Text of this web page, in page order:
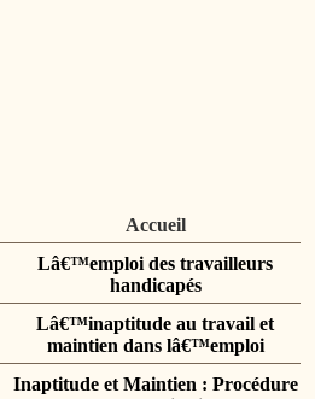
Accueil
Lâ€™emploi des travailleurs
handicapés
Lâ€™inaptitude au travail et
maintien dans lâ€™emploi
Inaptitude et Maintien : Procédure